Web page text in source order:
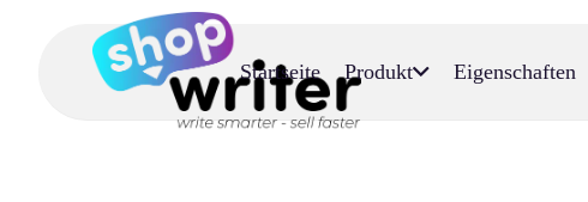
Startseite Produkt Eigenschaften